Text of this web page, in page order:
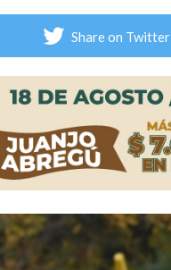
Share on Twitter